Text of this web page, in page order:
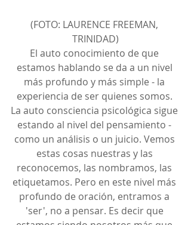
(FOTO: LAURENCE FREEMAN,
TRINIDAD)
El auto conocimiento de que
estamos hablando se da a un nivel
más profundo y más simple - la
experiencia de ser quienes somos.
La auto consciencia psicológica sigue
estando al nivel del pensamiento -
como un análisis o un juicio. Vemos
estas cosas nuestras y las
reconocemos, las nombramos, las
etiquetamos. Pero en este nivel más
profundo de oración, entramos a
'ser', no a pensar. Es decir que